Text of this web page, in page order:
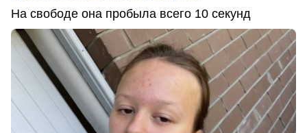
На свободе она пробыла всего 10 секунд